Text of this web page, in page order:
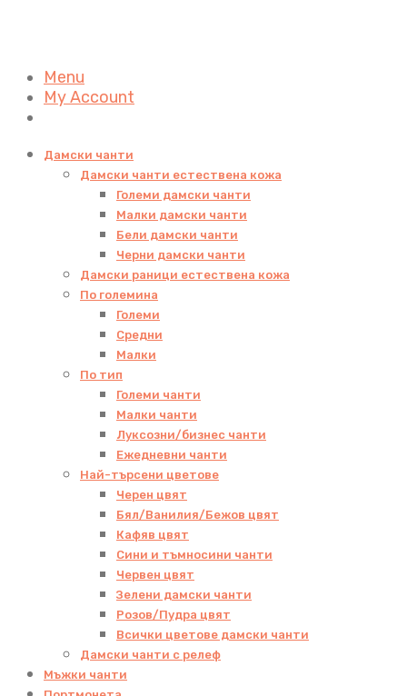
Menu
My Account
Дамски чанти
Дамски чанти естествена кожа
Големи дамски чанти
Малки дамски чанти
Бели дамски чанти
Черни дамски чанти
Дамски раници естествена кожа
По големина
Големи
Средни
Малки
По тип
Големи чанти
Малки чанти
Луксозни/бизнес чанти
Ежедневни чанти
Най-търсени цветове
Черен цвят
Бял/Ванилия/Бежов цвят
Кафяв цвят
Сини и тъмносини чанти
Червен цвят
Зелени дамски чанти
Розов/Пудра цвят
Всички цветове дамски чанти
Дамски чанти с релеф
Мъжки чанти